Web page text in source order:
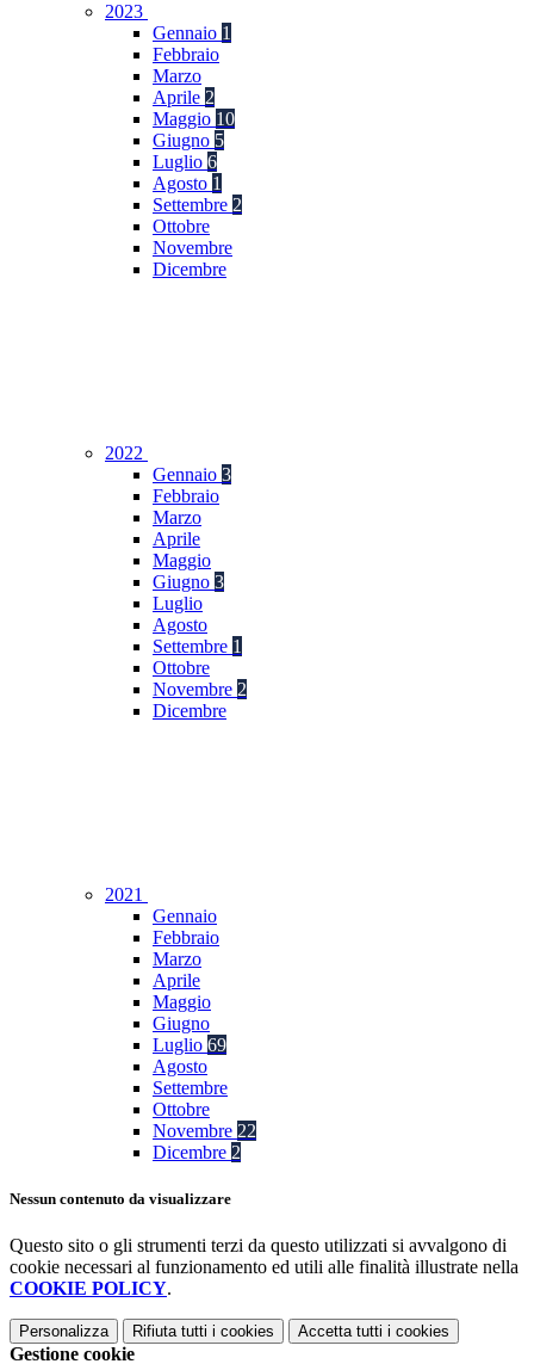
2023
Gennaio 1
Febbraio
Marzo
Aprile 2
Maggio 10
Giugno 5
Luglio 6
Agosto 1
Settembre 2
Ottobre
Novembre
Dicembre
2022
Gennaio 3
Febbraio
Marzo
Aprile
Maggio
Giugno 3
Luglio
Agosto
Settembre 1
Ottobre
Novembre 2
Dicembre
2021
Gennaio
Febbraio
Marzo
Aprile
Maggio
Giugno
Luglio 69
Agosto
Settembre
Ottobre
Novembre 22
Dicembre 2
Nessun contenuto da visualizzare
Questo sito o gli strumenti terzi da questo utilizzati si avvalgono di
cookie necessari al funzionamento ed utili alle finalità illustrate nella
COOKIE POLICY.
Personalizza Rifiuta tutti i cookies Accetta tutti i cookies
Gestione cookie